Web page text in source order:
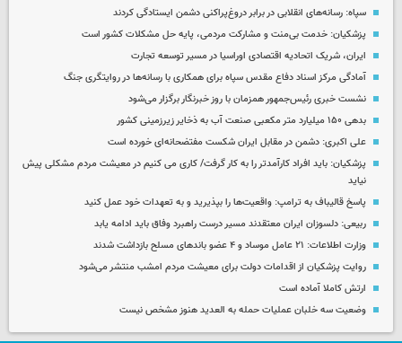
سپاه: رسانه‌های انقلابی در برابر دروغ‌پراکنی دشمن ایستادگی کردند
پزشکیان: خدمت بی‌منت و مشارکت مردمی، پایه حل مشکلات کشور است
ایران، شریک اتحادیه اقتصادی اوراسیا در مسیر توسعه تجارت
آمادگی مرکز اسناد دفاع مقدس سپاه برای همکاری با رسانه‌ها در روایتگری جنگ
نشست خبری رئیس‌جمهور همزمان با روز خبرنگار برگزار می‌شود
بدهی ۱۵۰ میلیارد متر مکعبی صنعت آب به ذخایر زیرزمینی کشور
علی اکبری: دشمن در مقابل ایران شکست مفتضحانه‌ای خورده است
پزشکیان: باید افراد کارآمدتر را به کار گرفت/ کاری می کنیم در معیشت مردم مشکلی پیش
نیاید
پاسخ قالیباف به ترامپ: واقعیت‌ها را بپذیرید و به تعهدات خود عمل کنید
ربیعی: دلسوزان ایران معتقدند مسیر درست راهبرد وفاق باید ادامه یابد
وزارت اطلاعات: ۲۱ عامل موساد و ۴ عضو باندهای مسلح بازداشت شدند
روایت پزشکیان از اقدامات دولت برای معیشت مردم امشب منتشر می‌شود
ارتش کاملا آماده است
وضعیت سه خلبان عملیات حمله به العدید هنوز مشخص نیست